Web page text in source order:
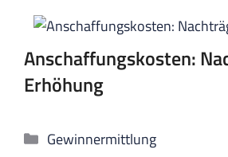
Anschaffungskosten:
Erhöhung
Kategorien
Gewinnermittlung